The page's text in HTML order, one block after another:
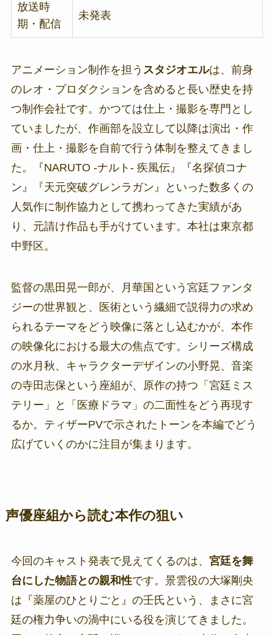
放送時
期・配信
未発表
アニメーション制作を担う スタジオエルは、前身
のレオ・プロダクションを含めると長い歴史を持
つ制作会社です。かつては仕上・撮影を専門とし
ていましたが、作画部を設立して以降は演出・作
画・仕上・撮影を自前で行う体制を整えてきまし
た。『NARUTO -ナルト- 疾風伝』『名探偵コナ
ン』『天元突破グレンラガン』といった数多くの
人気作に制作協力として携わってきた実績があ
り、元請け作品も手がけています。本社は東京都
中野区。
監督の黒田晃一郎が、月華国という宮廷ファンタ
ジーの世界観と、医術という繊細で説得力の求め
られるテーマをどう映像に落とし込むかが、本作
の映像化における最大の焦点です。シリーズ構成
の水月秋、キャラクターデザインの小野晃、音楽
の寺田志保という座組が、原作の持つ「宮廷ミス
テリー」と「医療ドラマ」の二面性をどう再現す
るか。ティザーPVで示されたトーンを本編でどう
広げていくのかに注目が集まります。
声優座組から読む本作の狙い
今回のキャスト発表で見えてくるのは、 宮廷を舞
台にした物語との親和性です。景雲役の大塚剛央
は『薬屋のひとりごと』の壬氏という、まさに宮
廷の権力争いの渦中にいる役を演じてきました。